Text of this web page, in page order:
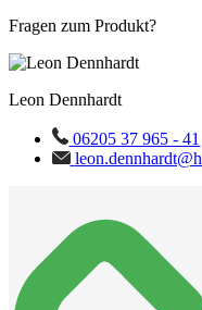
Fragen zum Produkt?
Leon Dennhardt
06205 37 965 - 41